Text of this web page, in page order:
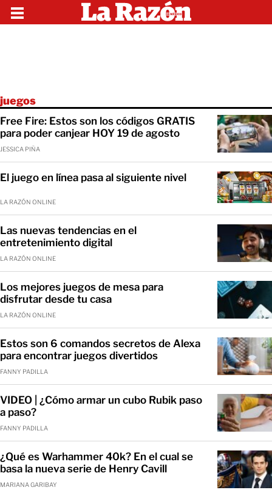
juegos
Free Fire: Estos son los códigos GRATIS
para poder canjear HOY 19 de agosto
JESSICA PIÑA
El juego en línea pasa al siguiente nivel
LA RAZÓN ONLINE
Las nuevas tendencias en el
entretenimiento digital
LA RAZÓN ONLINE
Los mejores juegos de mesa para
disfrutar desde tu casa
LA RAZÓN ONLINE
Estos son 6 comandos secretos de Alexa
para encontrar juegos divertidos
FANNY PADILLA
VIDEO | ¿Cómo armar un cubo Rubik paso
a paso?
FANNY PADILLA
¿Qué es Warhammer 40k? En el cual se
basa la nueva serie de Henry Cavill
MARIANA GARIBAY